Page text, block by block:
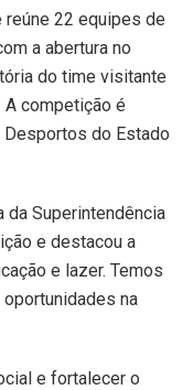
22 equipes de
a abertura no
do time visitante
A competição é
Desportos do Estado
da Superintendência
e destacou a
e lazer. Temos
na
e fortalecer o